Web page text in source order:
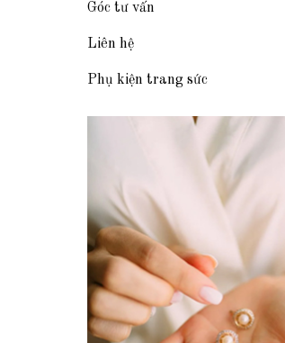
Góc tư vấn
Liên hệ
Phụ kiện trang sức